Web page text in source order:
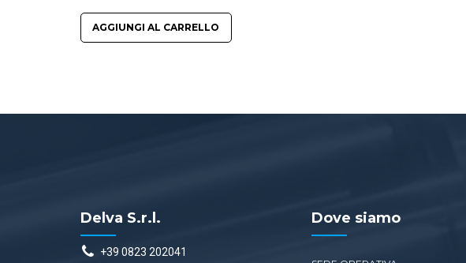
AGGIUNGI AL CARRELLO
Delva S.r.l.
+39 0823 202041
Dove siamo